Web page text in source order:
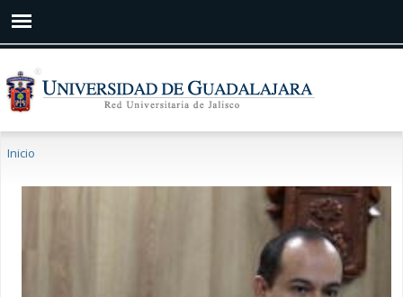
principal
Inicio